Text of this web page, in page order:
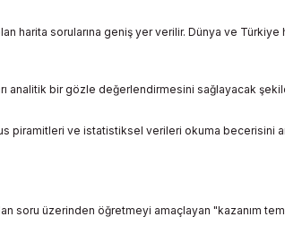
harita sorularına geniş yer verilir. Dünya ve
analitik bir gözle değerlendirmesini sağlayacak
piramitleri ve istatistiksel verileri okuma becerisini
soru üzerinden öğretmeyi amaçlayan "kazanım